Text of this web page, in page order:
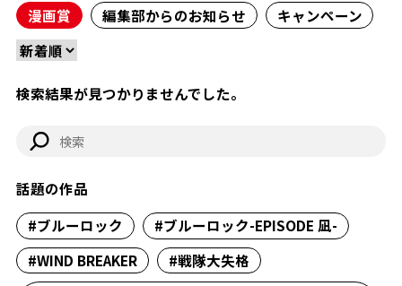
漫画賞
編集部からのお知らせ キャンペーン
検索結果が見つかりませんでした。
話題の作品
#ブルーロック
#ブルーロック-EPISODE 凪-
#WIND BREAKER
#戦隊大失格